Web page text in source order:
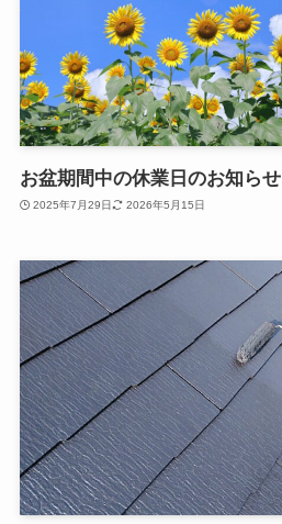
お盆期間中の休業日のお知らせ
2025年7月29日 2026年5月15日